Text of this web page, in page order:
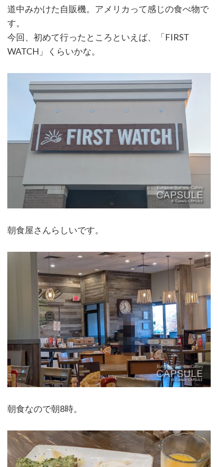
道中みかけた自販機。アメリカって感じの食べ物で
す。
今回、初めて行ったところといえば、「FIRST
WATCH」くらいかな。
朝食屋さんらしいです。
朝食なので朝8時。